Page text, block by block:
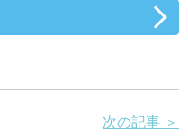
次の記事 ＞